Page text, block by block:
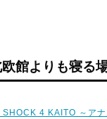
館よりも寝る
4 KAITO ～アナ